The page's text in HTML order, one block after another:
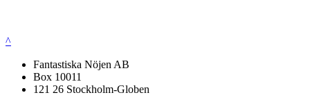
^
Fantastiska Nöjen AB
Box 10011
121 26 Stockholm-Globen